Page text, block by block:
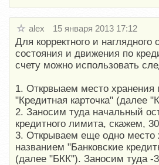
alex 15 января 2013 17:12
Для корректного и наглядного
состояния и движения по
счету можно использовать
1. Открвыаем место хранения
"Кредитная карточка" (далее
2. Заносим туда начальный
кредитного лимита, скажем,
3. Открываем еще одно место
названием "Банковские
(далее "БКК"). Заносим туда -